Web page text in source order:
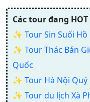
Các tour đang HOT
✨ Tour Sin Suối
✨ Tour Thác Bản
Quốc
✨ Tour Hà Nội
✨ Tour du lịch Xà